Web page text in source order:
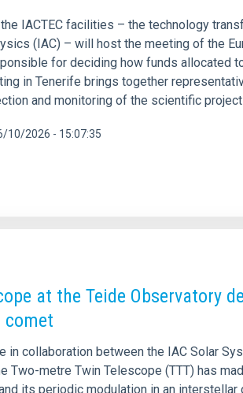
IACTEC facilities – the technology
(IAC) – will host the meeting of the
for deciding how funds allocated
in Tenerife brings together
and monitoring of the scientific
10/2026 - 15:07:35
at the Teide Observatory
comet
in collaboration between the IAC Solar
Two-metre Twin Telescope (TTT) has
its periodic modulation in an interstellar